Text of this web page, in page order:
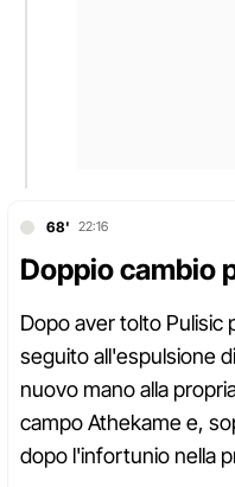
68' 22:16
Doppio cambio
Dopo aver tolto Pulisic
seguito all'espulsione
nuovo mano alla
campo Athekame e,
dopo l'infortunio nella